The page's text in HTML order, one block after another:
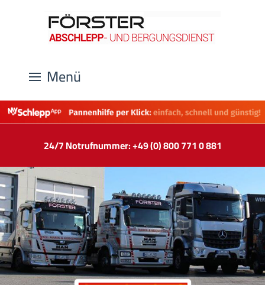
Menü
24/7 Notrufnummer: +49 (0) 800 771 0 881